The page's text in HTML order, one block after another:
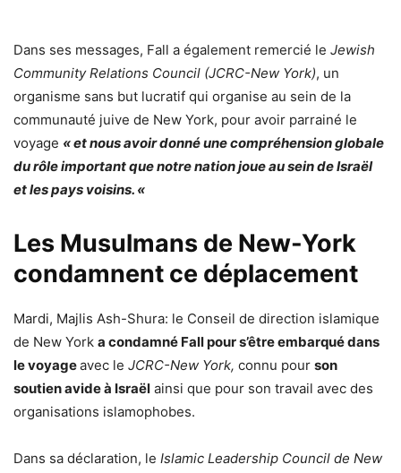
Dans ses messages, Fall a également remercié le Jewish
Community Relations Council (JCRC-New York), un
organisme sans but lucratif qui organise au sein de la
communauté juive de New York, pour avoir parrainé le
voyage « et nous avoir donné une compréhension globale
du rôle important que notre nation joue au sein de Israël
et les pays voisins. «
Les Musulmans de New-York
condamnent ce déplacement
Mardi, Majlis Ash-Shura: le Conseil de direction islamique
de New York a condamné Fall pour s’être embarqué dans
le voyageavec le JCRC-New York, connu pour son
soutien avide à Israël ainsi que pour son travail avec des
organisations islamophobes.
Dans sa déclaration, le Islamic Leadership Council de New